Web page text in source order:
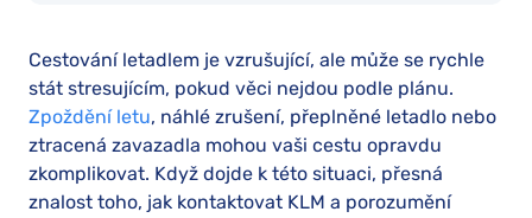
Cestování letadlem je vzrušující, ale může se rychle
stát stresujícím, pokud věci nejdou podle plánu.
Zpoždění letu, náhlé zrušení, přeplněné letadlo nebo
ztracená zavazadla mohou vaši cestu opravdu
zkomplikovat. Když dojde k této situaci, přesná
znalost toho, jak kontaktovat KLM a porozumění